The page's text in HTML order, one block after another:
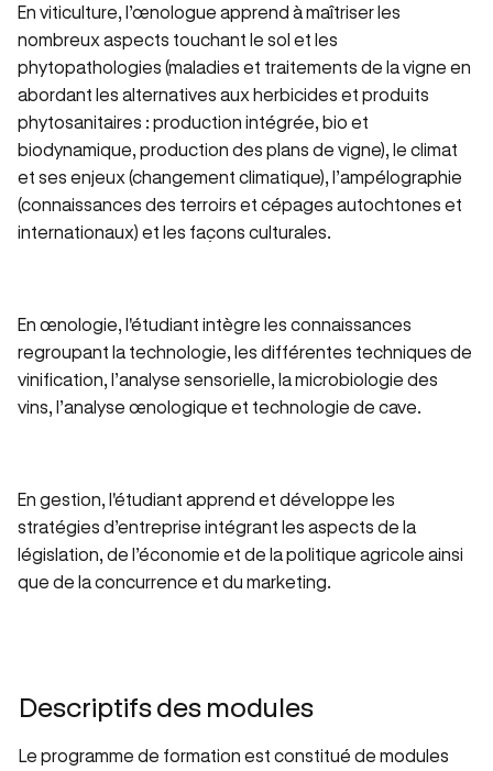
En viticulture, l’œnologue apprend à maîtriser les
nombreux aspects touchant le sol et les
phytopathologies (maladies et traitements de la vigne en
abordant les alternatives aux herbicides et produits
phytosanitaires : production intégrée, bio et
biodynamique, production des plans de vigne), le climat
et ses enjeux (changement climatique), l’ampélographie
(connaissances des terroirs et cépages autochtones et
internationaux) et les façons culturales.
En œnologie, l'étudiant intègre les connaissances
regroupant la technologie, les différentes techniques de
vinification, l’analyse sensorielle, la microbiologie des
vins, l’analyse œnologique et technologie de cave.
En gestion, l'étudiant apprend et développe les
stratégies d’entreprise intégrant les aspects de la
législation, de l’économie et de la politique agricole ainsi
que de la concurrence et du marketing.
Descriptifs des modules
Le programme de formation est constitué de modules